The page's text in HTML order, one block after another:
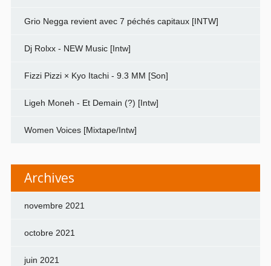
Grio Negga revient avec 7 péchés capitaux [INTW]
Dj Rolxx - NEW Music [Intw]
Fizzi Pizzi × Kyo Itachi - 9.3 MM [Son]
Ligeh Moneh - Et Demain (?) [Intw]
Women Voices [Mixtape/Intw]
Archives
novembre 2021
octobre 2021
juin 2021